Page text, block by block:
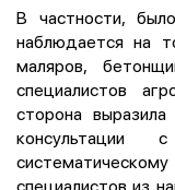
В частности,
наблюдается на
маляров,
специалистов
сторона выразила
консультации